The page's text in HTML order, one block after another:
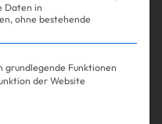
Daten in
ohne bestehende
Gruppen, für die
grundlegende Funktionen
der Website